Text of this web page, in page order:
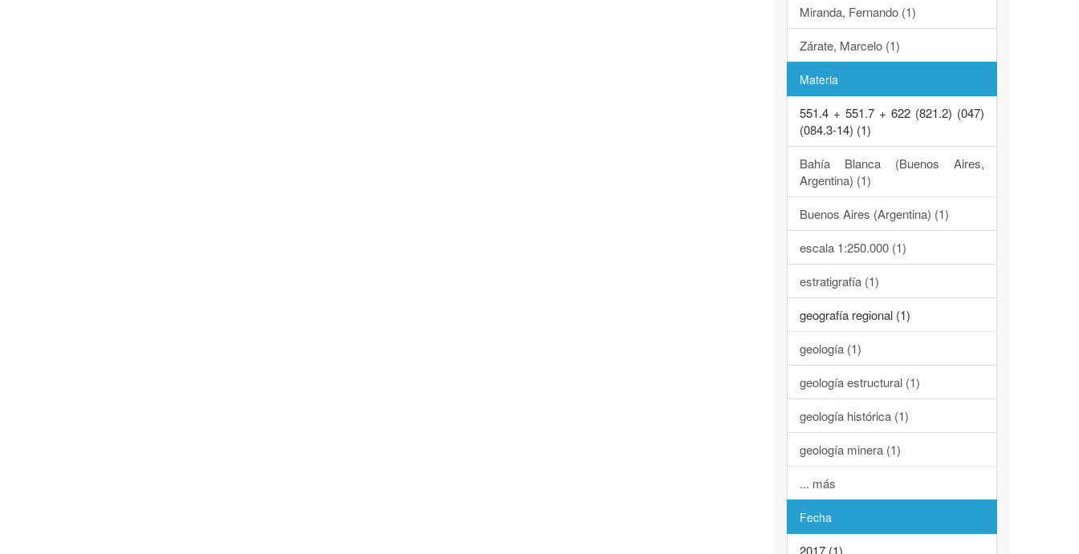
Miranda, Fernando (1)
Zárate, Marcelo (1)
Materia
551.4 + 551.7 + 622 (821.2) (047)
(084.3-14) (1)
Bahía Blanca (Buenos Aires,
Argentina) (1)
Buenos Aires (Argentina) (1)
escala 1:250.000 (1)
estratigrafía (1)
geografía regional (1)
geología (1)
geología estructural (1)
geología histórica (1)
geología minera (1)
... más
Fecha
2017 (1)